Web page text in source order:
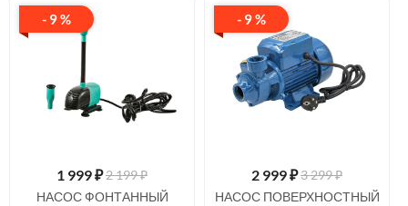
- 9 %
1 999₽2 199 ₽
НАСОС ФОНТАННЫЙ
- 9 %
2 999₽3 299 ₽
НАСОС ПОВЕРХНОСТНЫЙ